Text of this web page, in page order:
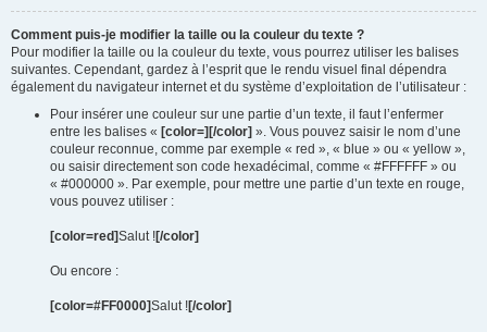
Comment puis-je modifier la taille ou la couleur du texte ?
Pour modifier la taille ou la couleur du texte, vous pourrez utiliser les balises
suivantes. Cependant, gardez à l’esprit que le rendu visuel final dépendra
également du navigateur internet et du système d’exploitation de l’utilisateur :
Pour insérer une couleur sur une partie d’un texte, il faut l’enfermer
entre les balises « [color=][/color] ». Vous pouvez saisir le nom d’une
couleur reconnue, comme par exemple « red », « blue » ou « yellow »,
ou saisir directement son code hexadécimal, comme « #FFFFFF » ou
« #000000 ». Par exemple, pour mettre une partie d’un texte en rouge,
vous pouvez utiliser :
[color=red]Salut ![/color]
Ou encore :
[color=#FF0000]Salut ![/color]